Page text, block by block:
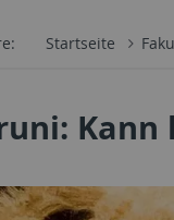
Startseite
Kann